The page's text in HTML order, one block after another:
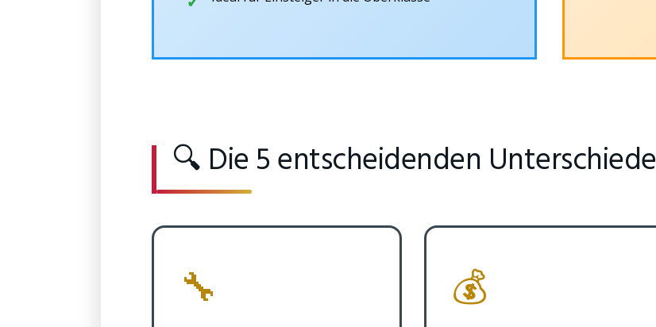
🔍 Die 5 entscheidenden Unterschiede
🔧 💰